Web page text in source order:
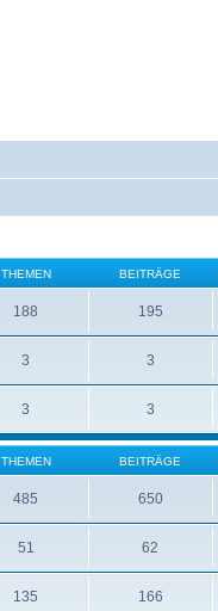
THEMEN BEITRÄGE
188 195
3 3
3 3
THEMEN BEITRÄGE
485 650
51 62
135 166